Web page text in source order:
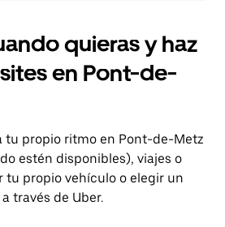
quieras y haz
en Pont-de-
tu propio ritmo en Pont-de-Metz
estén disponibles), viajes o
tu propio vehículo o elegir un
través de Uber.